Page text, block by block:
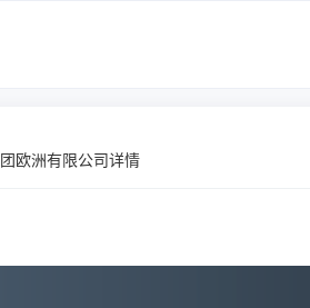
欧洲有限公司详情